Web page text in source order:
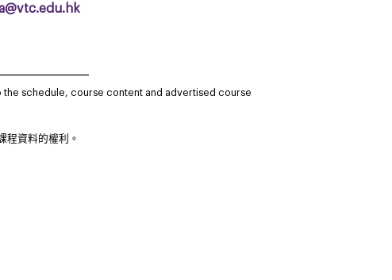
the schedule, course content and advertised course
程資料的權利。